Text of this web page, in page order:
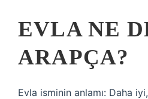
EVLA NE
ARAPÇA?
Evla isminin anlamı: Daha